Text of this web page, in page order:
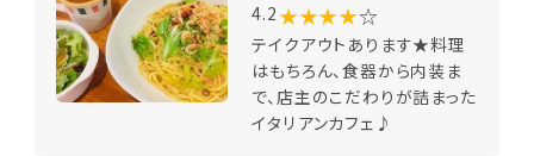
4.2 ★★★★☆
テイクアウトあります★料理
はもちろん、食器から内装ま
で、店主のこだわりが詰まった
イタリアンカフェ♪